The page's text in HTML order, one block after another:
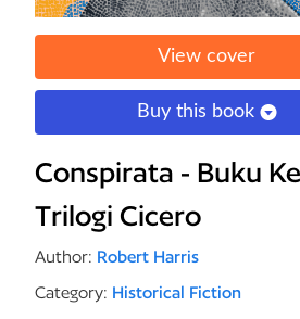
View cover
Buy this book
Conspirata - Buku
Trilogi Cicero
Author: Robert Harris
Category: Historical Fiction